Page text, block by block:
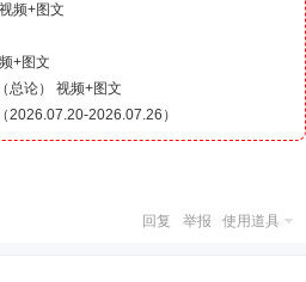
频+图文
+图文
总论） 视频+图文
2026.07.20-2026.07.26）
举报 使用道具
回复